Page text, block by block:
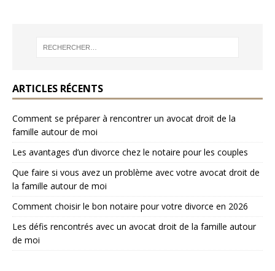
ARTICLES RÉCENTS
Comment se préparer à rencontrer un avocat droit de la
famille autour de moi
Les avantages d’un divorce chez le notaire pour les couples
Que faire si vous avez un problème avec votre avocat droit de
la famille autour de moi
Comment choisir le bon notaire pour votre divorce en 2026
Les défis rencontrés avec un avocat droit de la famille autour
de moi